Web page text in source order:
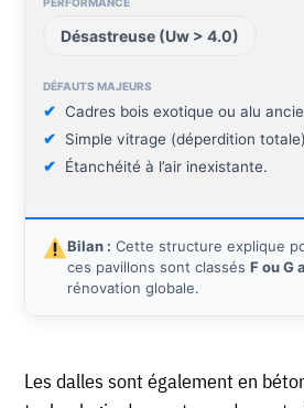
Désastreuse (Uw > 4.0)
Cadres bois exotique ou alu
Simple vitrage (déperdition
Étanchéité à l’air inexistante.
Bilan : Cette structure explique
ces pavillons sont classésF ou G
rénovation globale.
Les dalles sont également en